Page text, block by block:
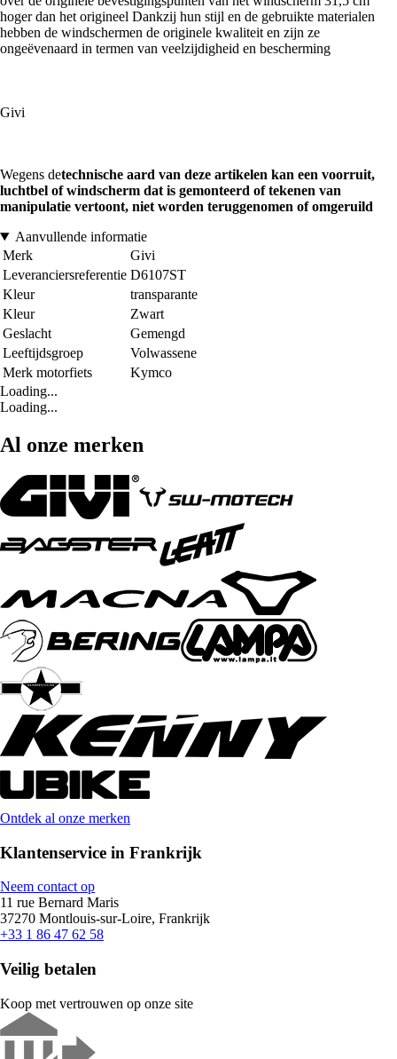
hoger dan het origineel Dankzij hun stijl en de gebruikte materialen
hebben de windschermen de originele kwaliteit en zijn ze
ongeëvenaard in termen van veelzijdigheid en bescherming
Givi
Wegens detechnische aard van deze artikelen kan een voorruit,
luchtbel of windscherm dat is gemonteerd of tekenen van
manipulatie vertoont, niet worden teruggenomen of omgeruild
Aanvullende informatie
Merk
Givi
Leveranciersreferentie D6107ST
Kleur
transparante
Kleur
Zwart
Geslacht
Gemengd
Leeftijdsgroep
Volwassene
Merk motorfiets
Kymco
Loading...
Loading...
Al onze merken
Ontdek al onze merken
Klantenservice in Frankrijk
Neem contact op
11 rue Bernard Maris
37270 Montlouis-sur-Loire, Frankrijk
+33 1 86 47 62 58
Veilig betalen
Koop met vertrouwen op onze site